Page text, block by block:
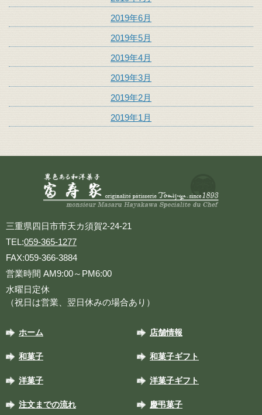
2019年6月
2019年5月
2019年4月
2019年3月
2019年2月
2019年1月
三重県四日市市天カ須賀2-24-21
TEL:059-365-1277
FAX:059-366-3884
営業時間 AM9:00～PM6:00
水曜日定休
（祝日は営業、翌日休みの場合あり）
ホーム 店舗情報
和菓子 和菓子ギフト
洋菓子 洋菓子ギフト
注文までの流れ 慶弔菓子